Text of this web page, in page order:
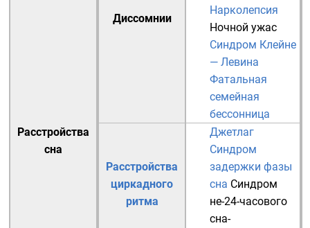
Расстройства
сна
Диссомнии
Нарколепсия
Ночной ужас
Синдром Клейне
— Левина
Фатальная
семейная
бессонница
Расстройства
циркадного
ритма
Джетлаг
Синдром
задержки фазы
сна Синдром
не-24-часового
сна-